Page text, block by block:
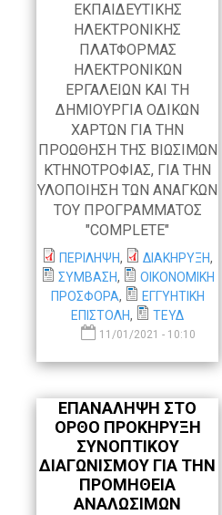
ΕΚΠΑΙΔΕΥΤΙΚΗΣ
ΗΛΕΚΤΡΟΝΙΚΗΣ
ΠΛΑΤΦΟΡΜΑΣ
ΗΛΕΚΤΡΟΝΙΚΩΝ
ΕΡΓΑΛΕΙΩΝ ΚΑΙ ΤΗ
ΔΗΜΙΟΥΡΓΙΑ ΟΔΙΚΩΝ
ΧΑΡΤΩΝ ΓΙΑ ΤΗΝ
ΠΡΟΩΘΗΣΗ ΤΗΣ ΒΙΩΣΙΜΩΝ
ΚΤΗΝΟΤΡΟΦΙΑΣ, ΓΙΑ ΤΗΝ
ΥΛΟΠΟΙΗΣΗ ΤΩΝ ΑΝΑΓΚΩΝ
ΤΟΥ ΠΡΟΓΡΑΜΜΑΤΟΣ
"COMPLETE"
ΠΕΡΙΛΗΨΗ, ΔΙΑΚΗΡΥΞΗ,
ΣΥΜΒΑΣΗ,
ΟΙΚΟΝΟΜΙΚΗ
ΠΡΟΣΦΟΡΑ,
ΕΓΓΥΗΤΙΚΗ
ΕΠΙΣΤΟΛΗ, ΤΕΥΔ
11/01/2021 - 10:10
ΕΠΑΝΑΛΗΨΗ ΣΤΟ
ΟΡΘΟ ΠΡΟΚΗΡΥΞΗ
ΣΥΝΟΠΤΙΚΟΥ
ΔΙΑΓΩΝΙΣΜΟΥ ΓΙΑ ΤΗΝ
ΠΡΟΜΗΘΕΙΑ
ΑΝΑΛΩΣΙΜΩΝ